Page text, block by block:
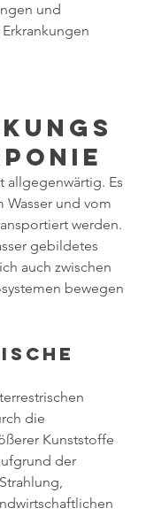
und
allgegenwärtig. Es
Wasser und vom
werden.
gebildetes
auch zwischen
bewegen
die
Kunststoffe
der